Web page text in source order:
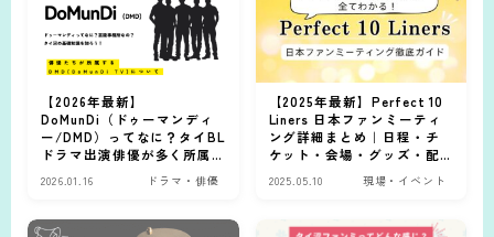
推し活ハウツー
現場・イベント
視聴方法・VPN
【2026年最新】
DoMunDi（ドゥーマンディ
ー/DMD）ってなに？タイBL
ドラマ出演俳優が多く所属
2026.01.16 ドラマ・俳優
【2025年最新】Perfect 10
Liners 日本ファンミーティ
ング詳細まとめ｜日程・チ
ケット・会場・グッズ・配
2025.05.10 現場・イベント